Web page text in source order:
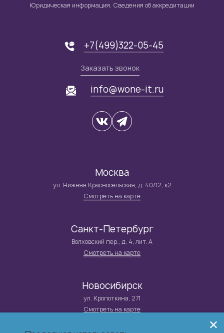
Юридическая информация. Сведения об аккредитации
+7(499)322-05-45
Заказать звонок
info@wone-it.ru
Москва
ул. Нижняя Красносельская, д. 40/12, к2
Смотреть на карте
Санкт-Петербург
Волховский пер., д. 4, лит. А
Смотреть на карте
Новосибирск
ул. Кропоткина, 271
Смотреть на карте